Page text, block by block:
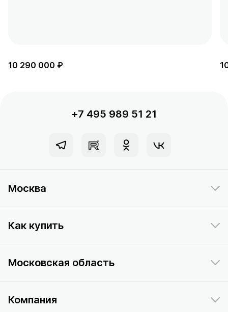
10 290 000 ₽
+7 495 989 51 21
Москва
Как купить
Московская область
Компания